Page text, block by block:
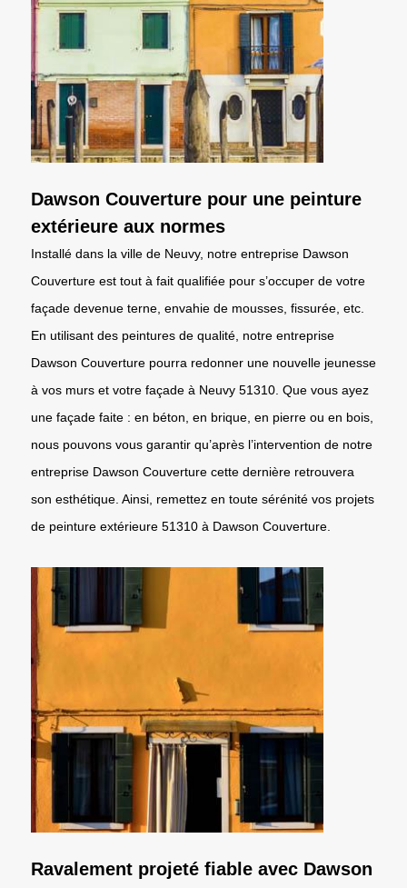
Dawson Couverture pour une peinture
extérieure aux normes
Installé dans la ville de Neuvy, notre entreprise Dawson
Couverture est tout à fait qualifiée pour s’occuper de votre
façade devenue terne, envahie de mousses, fissurée, etc.
En utilisant des peintures de qualité, notre entreprise
Dawson Couverture pourra redonner une nouvelle jeunesse
à vos murs et votre façade à Neuvy 51310. Que vous ayez
une façade faite : en béton, en brique, en pierre ou en bois,
nous pouvons vous garantir qu’après l’intervention de notre
entreprise Dawson Couverture cette dernière retrouvera
son esthétique. Ainsi, remettez en toute sérénité vos projets
de peinture extérieure 51310 à Dawson Couverture.
Ravalement projeté fiable avec Dawson